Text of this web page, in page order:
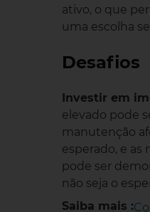
ativo, o que
uma escolha
Desafios
Investir em
elevado pode
manutenção
esperado, e
pode ser
não seja o
Saiba mais :